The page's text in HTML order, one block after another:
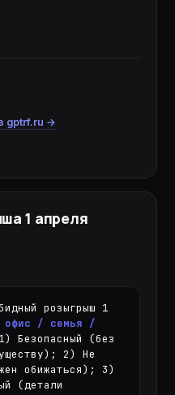
gptrf.ru →
1 апреля
розыгрыш 1
офис / семья /
Безопасный (без
2) Не
обижаться); 3)
(детали